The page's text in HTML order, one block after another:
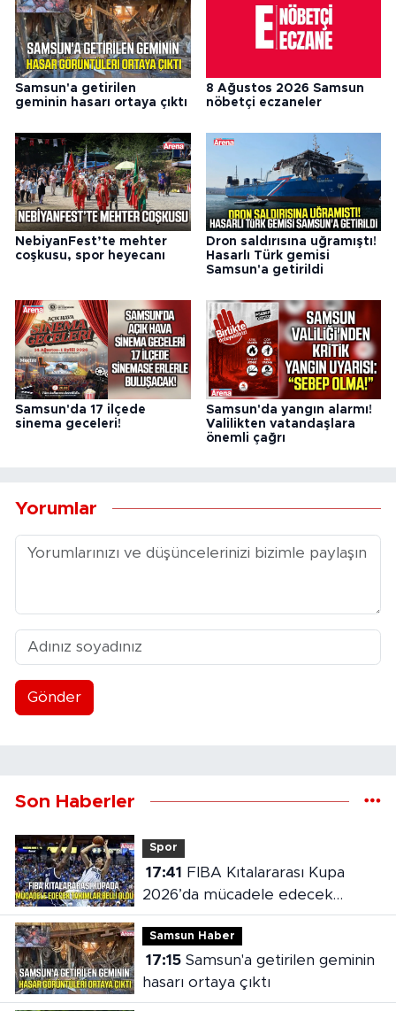
Samsun'a getirilen
geminin hasarı ortaya çıktı
8 Ağustos 2026 Samsun
nöbetçi eczaneler
NebiyanFest’te mehter
coşkusu, spor heyecanı
Dron saldırısına uğramıştı!
Hasarlı Türk gemisi
Samsun'a getirildi
Samsun'da 17 ilçede
sinema geceleri!
Samsun'da yangın alarmı!
Valilikten vatandaşlara
önemli çağrı
Yorumlar
Gönder
Son Haberler
Spor
17:41
2026’da mücadele edecek
takımlar belli oldu
Samsun Haber
17:15Samsun'a getirilen geminin
hasarı ortaya çıktı